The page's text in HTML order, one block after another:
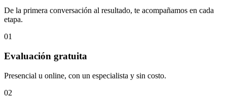
De la primera conversación al resultado, te acompañamos en cada
etapa.
01
Evaluación gratuita
Presencial u online, con un especialista y sin costo.
02